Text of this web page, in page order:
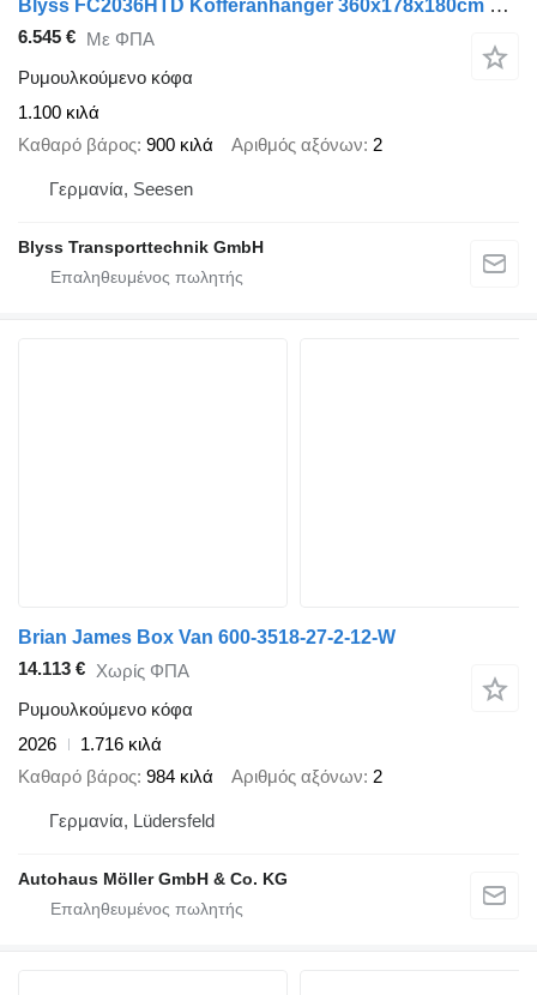
Blyss FC2036HTD Kofferanhänger 360x178x180cm 2000kg zGG
6.545 € Με ΦΠΑ
Ρυμουλκούμενο κόφα
1.100 κιλά
Καθαρό βάρος 900 κιλά Αριθμός αξόνων 2
Γερμανία, Seesen
Blyss Transporttechnik GmbH
Brian James Box Van 600-3518-27-2-12-W
14.113 € Χωρίς ΦΠΑ
Ρυμουλκούμενο κόφα
2026
1.716 κιλά
Καθαρό βάρος 984 κιλά Αριθμός αξόνων 2
Γερμανία, Lüdersfeld
Autohaus Möller GmbH & Co. KG